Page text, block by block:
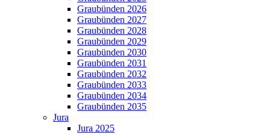
Graubünden 2026
Graubünden 2027
Graubünden 2028
Graubünden 2029
Graubünden 2030
Graubünden 2031
Graubünden 2032
Graubünden 2033
Graubünden 2034
Graubünden 2035
Jura
Jura 2025